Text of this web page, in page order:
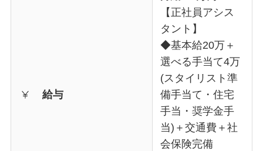
給与
【正社員アシス
タント】
◆基本給20万＋
選べる手当て4万
(スタイリスト準
備手当て・住宅
手当・奨学金手
当)＋交通費＋社
会保険完備